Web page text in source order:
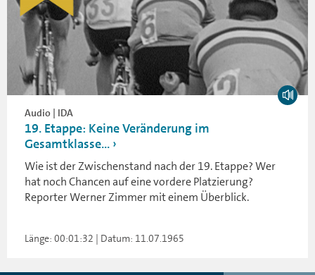
Audio | IDA
19. Etappe: Keine Veränderung im
Gesamtklasse...
Wie ist der Zwischenstand nach der 19. Etappe? Wer
hat noch Chancen auf eine vordere Platzierung?
Reporter Werner Zimmer mit einem Überblick.
Länge: 00:01:32 | Datum: 11.07.1965